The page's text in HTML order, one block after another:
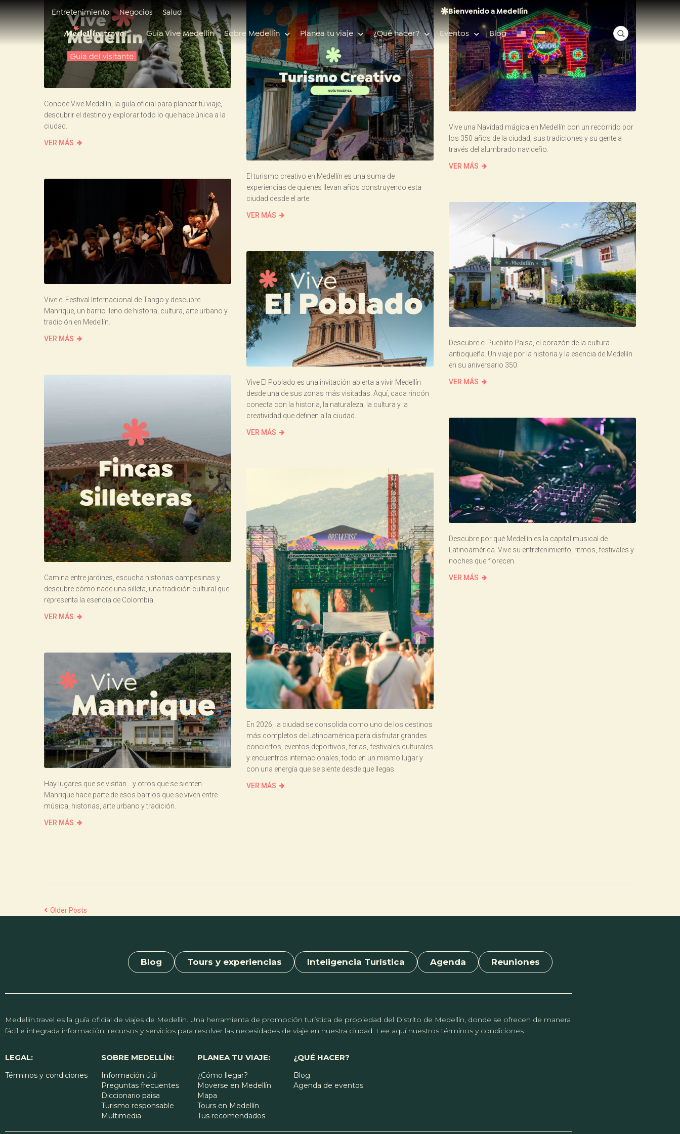
Entretenimiento Negocios Salud Bienvenido a Medellín
Guía Vive Medellín Sobre Medellín Planea tu viaje ¿Qué hacer? Eventos Blog
✕
Búsquedas populares
Calendario de eventos
Planeador de viaje
Guías de ciudad
Salud
Acceso rápido
Feria de las flores Anfitriones de ciudad
Conoce Vive Medellín, la guía oficial para planear tu viaje,
descubrir el destino y explorar todo lo que hace única a la
ciudad.
VER MÁS
Vive el Festival Internacional de Tango y descubre
Manrique, un barrio lleno de historia, cultura, arte urbano y
tradición en Medellín.
VER MÁS
Camina entre jardines, escucha historias campesinas y
descubre cómo nace una silleta, una tradición cultural que
representa la esencia de Colombia.
VER MÁS
Hay lugares que se visitan… y otros que se sienten.
Manrique hace parte de esos barrios que se viven entre
música, historias, arte urbano y tradición.
VER MÁS
El turismo creativo en Medellín es una suma de
experiencias de quienes llevan años construyendo esta
ciudad desde el arte.
VER MÁS
Vive El Poblado es una invitación abierta a vivir Medellín
desde una de sus zonas más visitadas. Aquí, cada rincón
conecta con la historia, la naturaleza, la cultura y la
creatividad que definen a la ciudad.
VER MÁS
En 2026, la ciudad se consolida como uno de los destinos
más completos de Latinoamérica para disfrutar grandes
conciertos, eventos deportivos, ferias, festivales culturales
y encuentros internacionales, todo en un mismo lugar y
con una energía que se siente desde que llegas.
VER MÁS
Vive una Navidad mágica en Medellín con un recorrido por
los 350 años de la ciudad, sus tradiciones y su gente a
través del alumbrado navideño.
VER MÁS
Descubre el Pueblito Paisa, el corazón de la cultura
antioqueña. Un viaje por la historia y la esencia de Medellín
en su aniversario 350.
VER MÁS
Descubre por qué Medellín es la capital musical de
Latinoamérica. Vive su entretenimiento, ritmos, festivales y
noches que florecen.
VER MÁS
Older Posts
Blog Tours y experiencias Inteligencia Turística Agenda Reuniones
Medellín.travel es la guía oficial de viajes de Medellín. Una herramienta de promoción turística de propiedad del Distrito de Medellín, donde se ofrecen de manera
fácil e integrada información, recursos y servicios para resolver las necesidades de viaje en nuestra ciudad. Lee aquí nuestros términos y condiciones.
LEGAL:
Términos y condiciones
SOBRE MEDELLÍN:
Información útil
Preguntas frecuentes
Diccionario paisa
Turismo responsable
Multimedia
PLANEA TU VIAJE:
¿Cómo llegar?
Moverse en Medellín
Mapa
Tours en Medellín
Tus recomendados
¿QUÉ HACER?
Blog
Agenda de eventos